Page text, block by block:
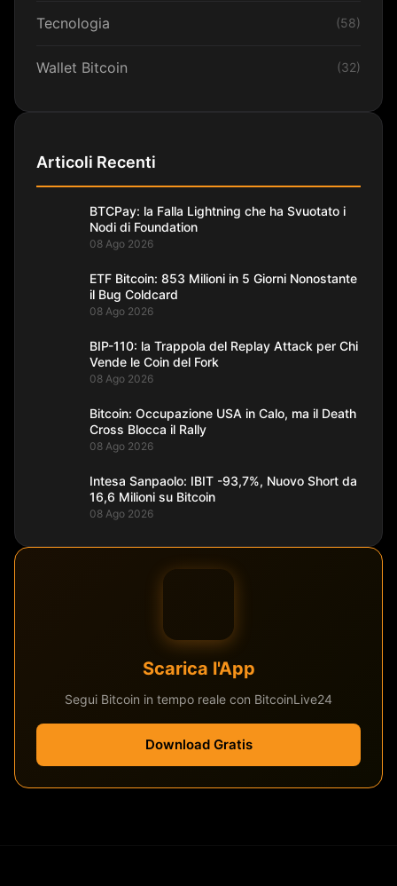
Tecnologia (58)
Wallet Bitcoin (32)
Articoli Recenti
BTCPay: la Falla Lightning che ha Svuotato i
Nodi di Foundation
08 Ago 2026
ETF Bitcoin: 853 Milioni in 5 Giorni Nonostante
il Bug Coldcard
08 Ago 2026
BIP-110: la Trappola del Replay Attack per Chi
Vende le Coin del Fork
08 Ago 2026
Bitcoin: Occupazione USA in Calo, ma il Death
Cross Blocca il Rally
08 Ago 2026
Intesa Sanpaolo: IBIT -93,7%, Nuovo Short da
16,6 Milioni su Bitcoin
08 Ago 2026
Scarica l'App
Segui Bitcoin in tempo reale con BitcoinLive24
Download Gratis